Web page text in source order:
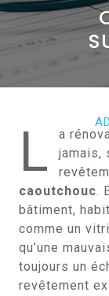
L
a
jamais,
caoutchouc.
bâtiment,
comme un
qu’une
toujours un
revêtement